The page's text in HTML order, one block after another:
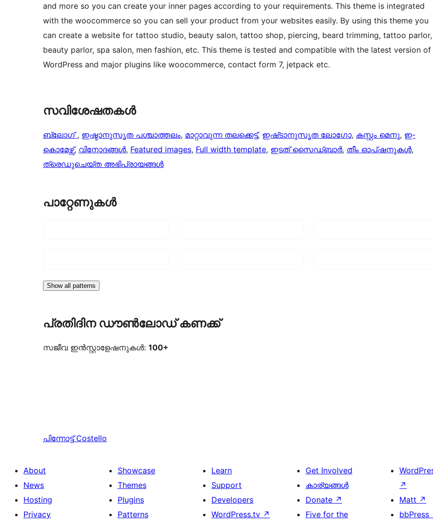
and more so you can create your inner pages according to your requirements. This theme is integrated
with the woocommerce so you can sell your product from your websites easily. By using this theme you
can create a website for tattoo studio, beauty salon, tattoo shop, piercing, beard trimming, tattoo parlor,
beauty parlor, spa salon, men fashion, etc. This theme is tested and compatible with the latest version of
WordPress and major plugins like woocommerce, contact form 7, jetpack etc.
സവിശേഷതകൾ
ബ്ലോഗ്, ഇഷ്ടാനുസൃത പശ്ചാത്തലം, മാറ്റാവുന്ന തലക്കെട്ട്‌, ഇഷ്‌ടാനുസൃത ലോഗോ, കസ്റ്റം മെനു, ഇ-
കൊമേഴ്സ്, വിനോദങ്ങൾ, Featured images, Full width template, ഇടത് സൈഡ്ബാർ, തീം ഓപ്ഷനുകൾ
ത്രെഡുചെയ്‌ത അഭിപ്രായങ്ങൾ
പാറ്റേണുകൾ
Show all patterns
പ്രതിദിന ഡൗൺലോഡ് കണക്ക്
സജീവ ഇൻസ്റ്റാളേഷനുകൾ: 100+
പിന്നോട്ട് Costello
About
News
Hosting
Privacy
Showcase
Themes
Plugins
Patterns
Learn
Support
Developers
WordPress.tv ↗
Get Involved
കാര്യങ്ങള്‍
Donate ↗
Five for the
↗
Matt ↗
bbPress